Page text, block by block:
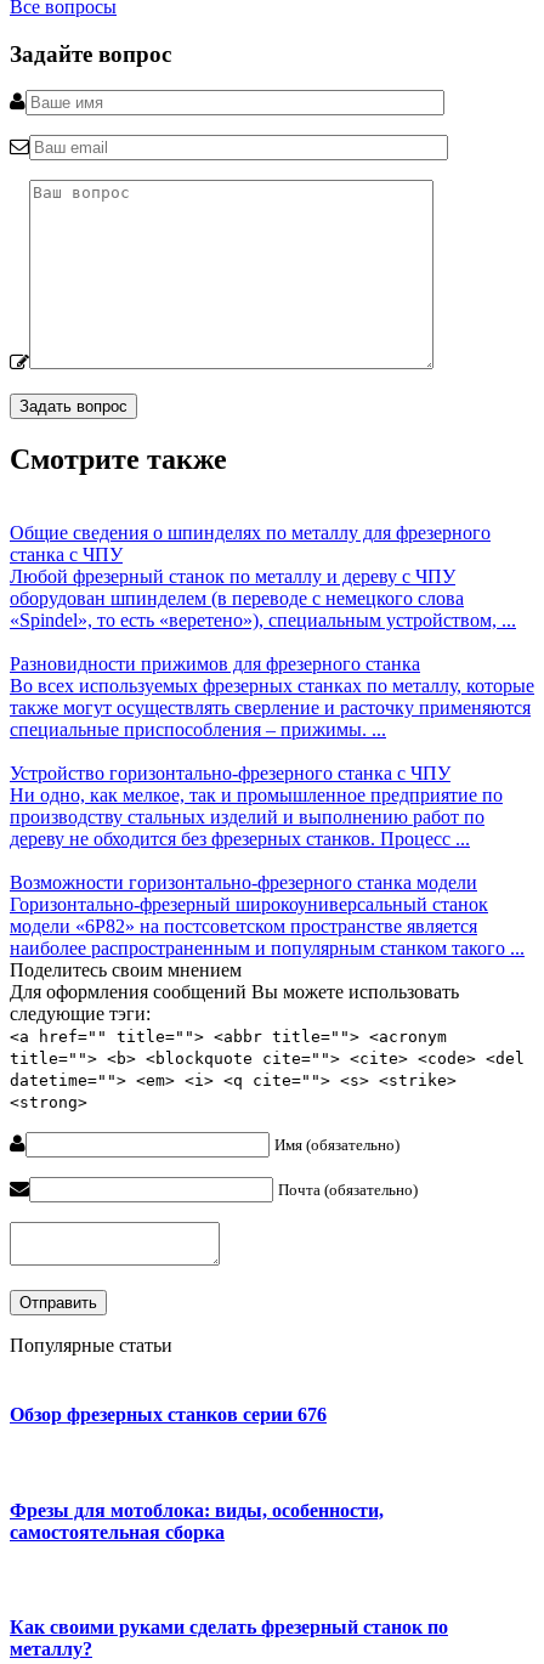
Все вопросы
Задайте вопрос
Смотрите также
Общие сведения о шпинделях по металлу для фрезерного
станка с ЧПУ
Любой фрезерный станок по металлу и дереву с ЧПУ
оборудован шпинделем (в переводе с немецкого слова
«Spindel», то есть «веретено»), специальным устройством, ...
Разновидности прижимов для фрезерного станка
Во всех используемых фрезерных станках по металлу, которые
также могут осуществлять сверление и расточку применяются
специальные приспособления – прижимы. ...
Устройство горизонтально-фрезерного станка с ЧПУ
Ни одно, как мелкое, так и промышленное предприятие по
производству стальных изделий и выполнению работ по
дереву не обходится без фрезерных станков. Процесс ...
Возможности горизонтально-фрезерного станка модели
Горизонтально-фрезерный широкоуниверсальный станок
модели «6Р82» на постсоветском пространстве является
наиболее распространенным и популярным станком такого ...
Поделитесь своим мнением
Для оформления сообщений Вы можете использовать
следующие тэги:
<a href="" title=""> <abbr title=""> <acronym
title=""> <b> <blockquote cite=""> <cite> <code> <del
datetime=""> <em> <i> <q cite=""> <s> <strike>
<strong>
Имя (обязательно)
Почта (обязательно)
Популярные статьи
Обзор фрезерных станков серии 676
Фрезы для мотоблока: виды, особенности,
самостоятельная сборка
Как своими руками сделать фрезерный станок по
металлу?